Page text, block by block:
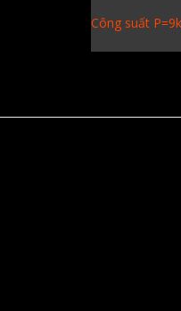
Công suất